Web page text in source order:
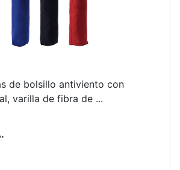
de bolsillo antiviento con
varilla de fibra de ...